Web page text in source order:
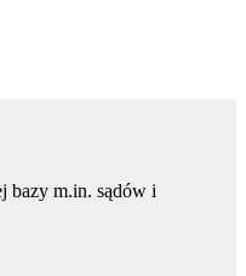
bazy m.in. sądów i